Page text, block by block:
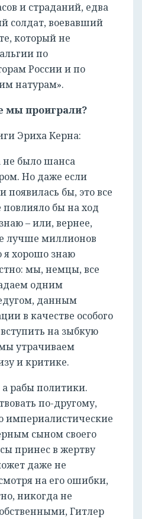
и страданий, едва
солдат, воевавший
который не
по
России и по
натурам».
мы проиграли?
Эриха Керна:
не было шанса
Но даже если
появилась бы, это все
бы на ход
– или, вернее,
лучше миллионов
я хорошо знаю
мы, немцы, все
одним
данным
в качестве особого
на зыбкую
утрачиваем
и критике.
рабы политики.
по-другому,
империалистические
сыном своего
принес в жертву
даже не
на его ошибки,
никогда не
Гитлер